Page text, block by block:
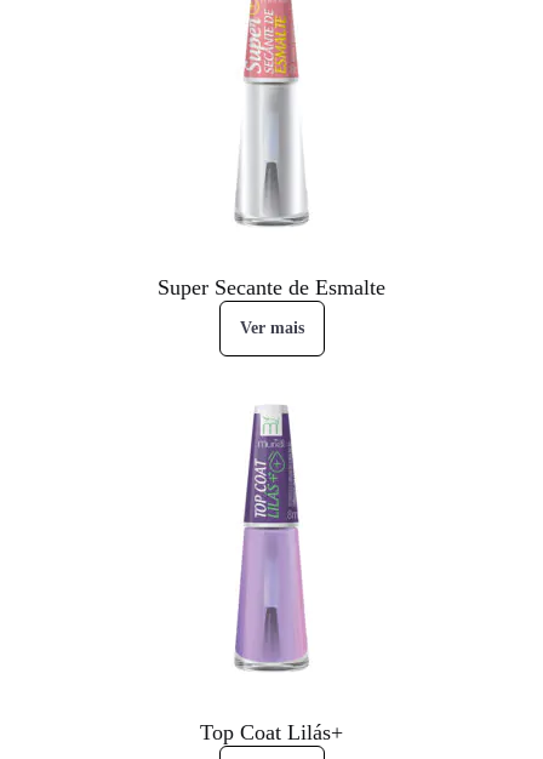
Super Secante de Esmalte
Ver mais
Top Coat Lilás+